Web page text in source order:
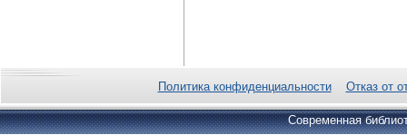
Политика конфиденциальности Отказ от
Современная